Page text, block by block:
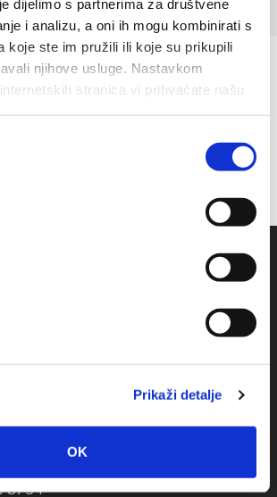
dijelimo s partnerima za društvene
i analizu, a oni ih mogu kombinirati s
koje ste im pružili ili koje su prikupili
njihove usluge. Nastavkom
stranica vi prihvaćate našu
Prikaži detalje
OK